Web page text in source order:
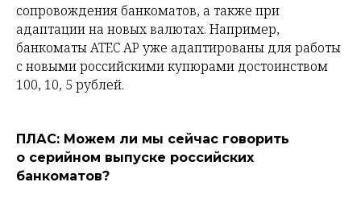
сопровождения банкоматов, а также при
адаптации на новых валютах. Например,
банкоматы ATEC AP уже адаптированы для работы
с новыми российскими купюрами достоинством
100, 10, 5 рублей.
ПЛАС: Можем ли мы сейчас говорить
о серийном выпуске российских
банкоматов?